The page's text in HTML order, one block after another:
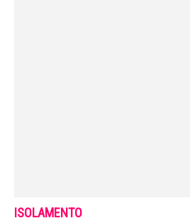
ISOLAMENTO